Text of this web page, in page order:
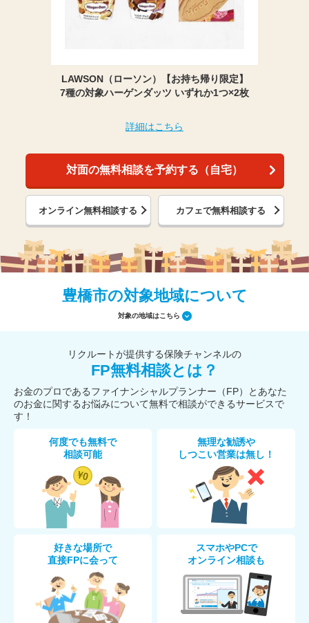
LAWSON（ローソン）【お持ち帰り限定】
7種の対象ハーゲンダッツ いずれか1つ×2枚
詳細はこちら
対面の無料相談を予約する（自宅）
オンライン無料相談する カフェで無料相談する
豊橋市の対象地域について
対象の地域はこちら
リクルートが提供する保険チャンネルの
FP無料相談とは？
お金のプロであるファイナンシャルプランナー（FP）とあなた
のお金に関するお悩みについて無料で相談ができるサービスで
す！
何度でも無料で
相談可能
無理な勧誘や
しつこい営業は無し！
好きな場所で
直接FPに会って
スマホやPCで
オンライン相談も